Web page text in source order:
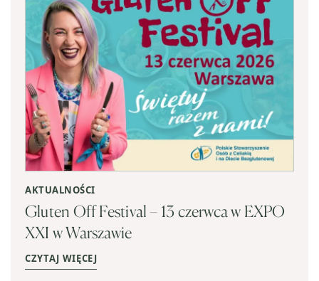
AKTUALNOŚCI
Gluten Off Festival – 13 czerwca w EXPO
XXI w Warszawie
CZYTAJ WIĘCEJ